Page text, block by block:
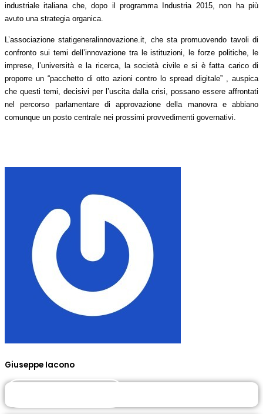
industriale italiana che, dopo il programma Industria 2015, non ha più
avuto una strategia organica.
L’associazione statigeneralinnovazione.it, che sta promuovendo tavoli di
confronto sui temi dell’innovazione trale istituzioni, le forze politiche, le
imprese, l’università e la ricerca, la società civile e si èfatta carico di
proporre un “pacchetto di otto azioni contro lo spread digitale” , auspica
che questi temi, decisivi per l’uscita dalla crisi, possano essere affrontati
nel percorso parlamentare di approvazione della manovra e abbiano
comunque un posto centrale nei prossimi provvedimenti governativi.
Giuseppe Iacono